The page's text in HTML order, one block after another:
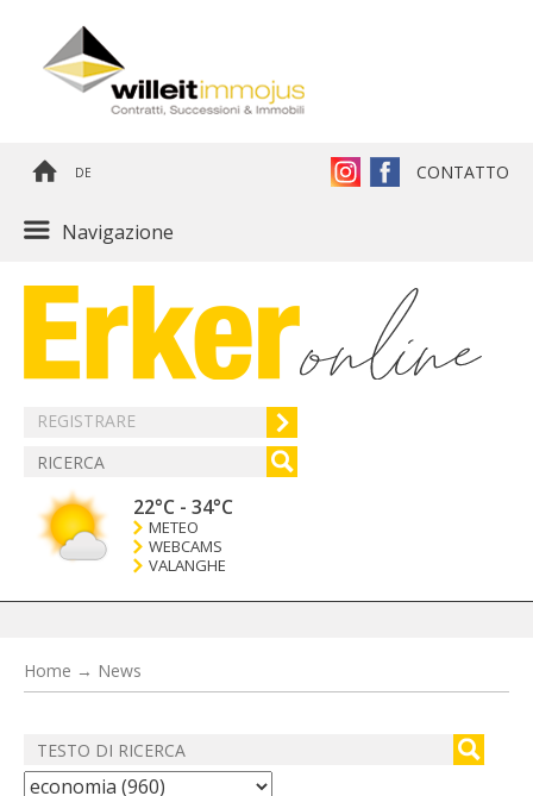
DE CONTATTO
Navigazione
REGISTRARE
22°C - 34°C
METEO
WEBCAMS
VALANGHE
Home → News